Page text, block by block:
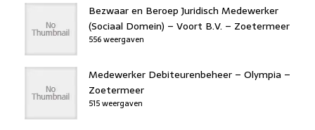
Bezwaar en Beroep Juridisch Medewerker
(Sociaal Domein) – Voort B.V. – Zoetermeer
556 weergaven
Medewerker Debiteurenbeheer – Olympia –
Zoetermeer
515 weergaven